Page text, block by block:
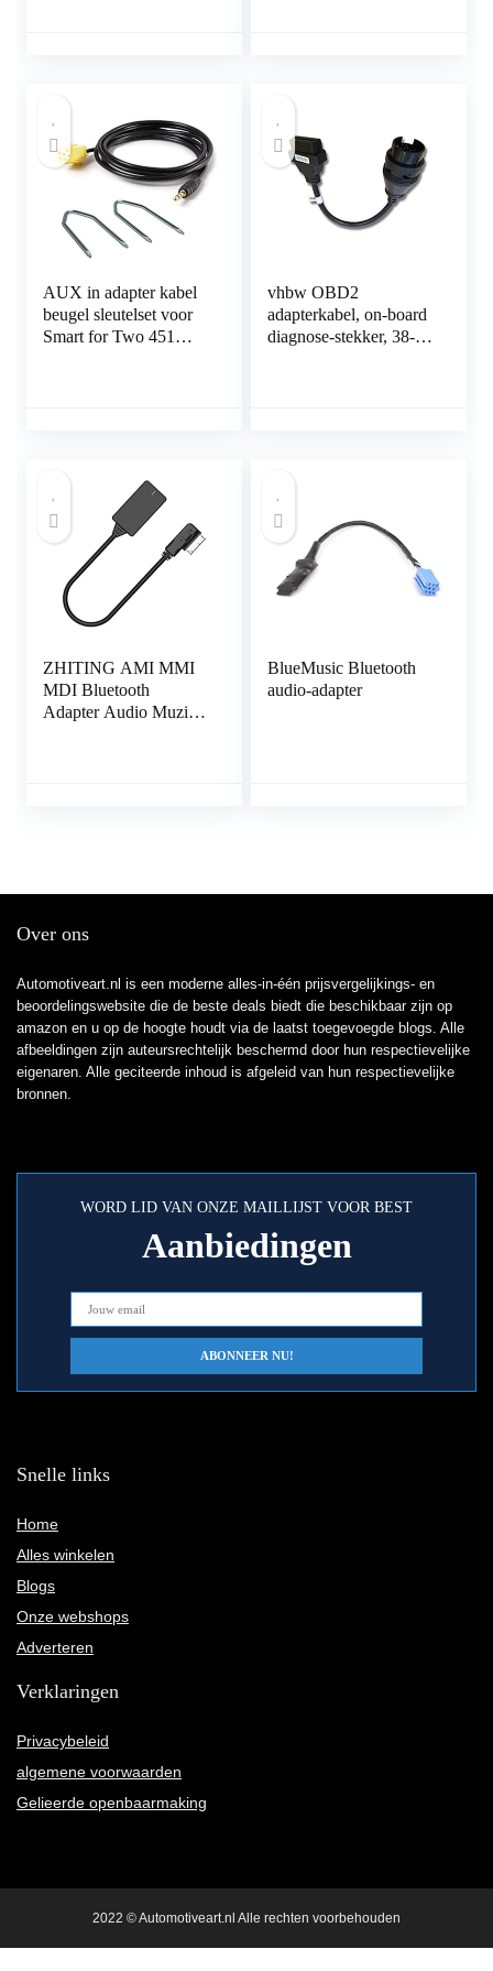
AUX in adapter kabel
beugel sleutelset voor
Smart for Two 451
vhbw OBD2
adapterkabel, on-board
diagnose-stekker, 38-
ZHITING AMI MMI
MDI Bluetooth
Adapter Audio Muziek
BlueMusic Bluetooth
audio-adapter
Over ons
Automotiveart.nl is een moderne alles-in-één prijsvergelijkings- en
beoordelingswebsite die de beste deals biedt die beschikbaar zijn op
amazon en u op de hoogte houdt via de laatst toegevoegde blogs. Alle
afbeeldingen zijn auteursrechtelijk beschermd door hun respectievelijke
eigenaren. Alle geciteerde inhoud is afgeleid van hun respectievelijke
bronnen.
WORD LID VAN ONZE MAILLIJST VOOR BEST
Aanbiedingen
Snelle links
Home
Alles winkelen
Blogs
Onze webshops
Adverteren
Verklaringen
Privacybeleid
algemene voorwaarden
Gelieerde openbaarmaking
2022 © Automotiveart.nl Alle rechten voorbehouden